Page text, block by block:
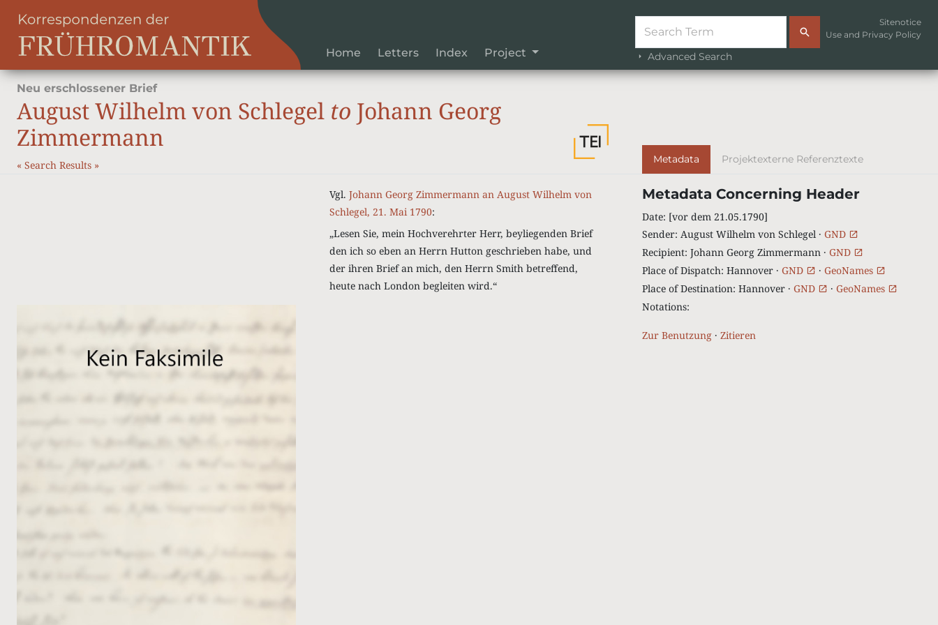
Home Letters Index Project Advanced Search
Sitenotice
Use and Privacy Policy
Neu erschlossener Brief
August Wilhelm von Schlegel to Johann Georg
Zimmermann
« Search Results » Metadata Projektexterne Referenztexte
Vgl. Johann Georg Zimmermann an August Wilhelm von
Schlegel, 21. Mai 1790:
„Lesen Sie, mein Hochverehrter Herr, beyliegenden Brief
den ich so eben an Herrn Hutton geschrieben habe, und
der ihren Brief an mich, den Herrn Smith betreffend,
heute nach London begleiten wird.“
Metadata Concerning Header
Date: [vor dem 21.05.1790]
Sender: August Wilhelm von Schlegel · GND
Recipient: Johann Georg Zimmermann · GND
Place of Dispatch: Hannover · GND · GeoNames
Place of Destination: Hannover · GND · GeoNames
Notations:
Zur Benutzung· Zitieren